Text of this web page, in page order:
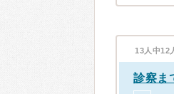
13人中12
診察ま